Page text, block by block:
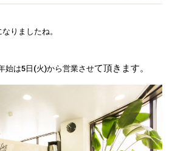
りましたね。
始は5日(火)から営業させて頂きます。